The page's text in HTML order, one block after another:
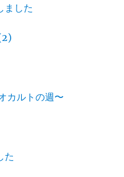
ました
カルトの週〜
た